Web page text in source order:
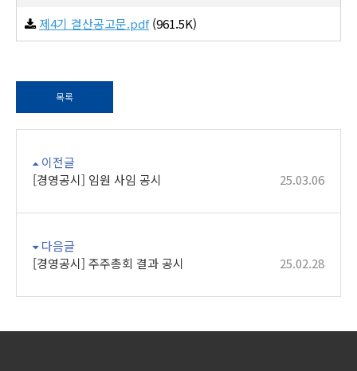
제4기 결산공고문.pdf(961.5K)
목록
이전글
[경영공시] 임원 사임 공시
25.03.06
다음글
[경영공시] 주주총회 결과 공시
25.02.28